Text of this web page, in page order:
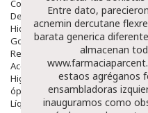
Complementos Alimentarios
Dentales
Hidratantes
Golpes Y Hematomas
Repelentes De Mosquitos
Accesorios
Higiene
óptica
Líquidos Lentillas
Entre dato,
acnemin dercutane
barata generica
almacenan
estaos agréganos
ensambladoras
inauguramos como